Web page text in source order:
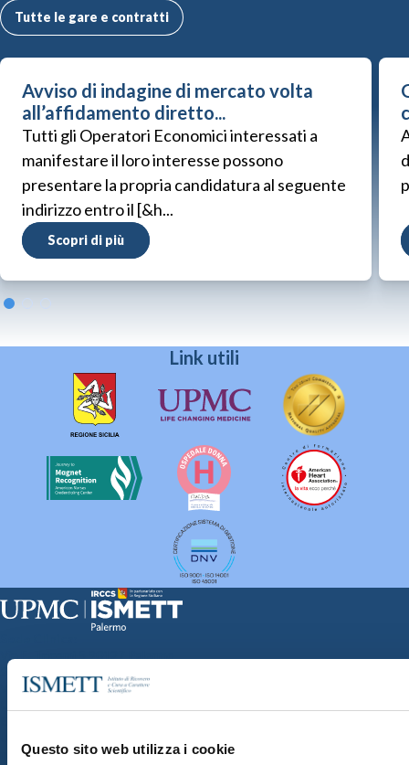
Questo sito web utilizza i cookie
Tutte le gare e contratti
Avviso di indagine di mercato volta
all’affidamento diretto...
Tutti gli Operatori Economici interessati a
manifestare il loro interesse possono
presentare la propria candidatura al seguente
indirizzo entro il [&h...
Scopri di più
Link utili
Via Discesa dei Giudici 4 90133 Palermo
nr. REA PA-201818 P.I. 04544550827